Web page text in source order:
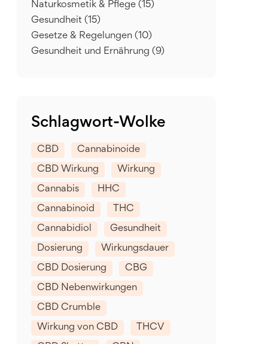
Naturkosmetik & Pflege (15)
Gesundheit (15)
Gesetze & Regelungen (10)
Gesundheit und Ernährung (9)
Schlagwort-Wolke
CBD Cannabinoide
CBD Wirkung Wirkung
Cannabis HHC
Cannabinoid THC
Cannabidiol Gesundheit
Dosierung Wirkungsdauer
CBD Dosierung CBG
CBD Nebenwirkungen
CBD Crumble
Wirkung von CBD THCV